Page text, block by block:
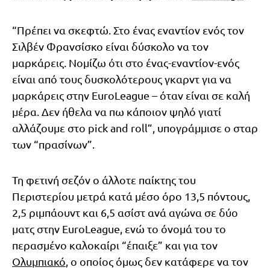
“Πρέπει να σκεφτώ. Στο ένας εναντίον ενός τον
Σιλβέν Φρανσίσκο είναι δύσκολο να τον
μαρκάρεις. Νομίζω ότι στο ένας-εναντίον-ενός
είναι από τους δυσκολότερους γκαρντ για να
μαρκάρεις στην EuroLeague – όταν είναι σε καλή
μέρα. Δεν ήθελα να πω κάποιον ψηλό γιατί
αλλάζουμε στο pick and roll”, υπογράμμισε ο σταρ
των “πρασίνων”.
Τη φετινή σεζόν ο άλλοτε παίκτης του
Περιστερίου μετρά κατά μέσο όρο 13,5 πόντους,
2,5 ριμπάουντ και 6,5 ασίστ ανά αγώνα σε δύο
ματς στην EuroLeague, ενώ το όνομά του το
περασμένο καλοκαίρι “έπαιξε” και για τον
Ολυμπιακό , ο οποίος όμως δεν κατάφερε να τον